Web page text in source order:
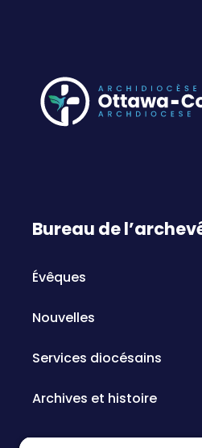
Bureau de
Évêques
Nouvelles
Services diocésains
Archives et histoire